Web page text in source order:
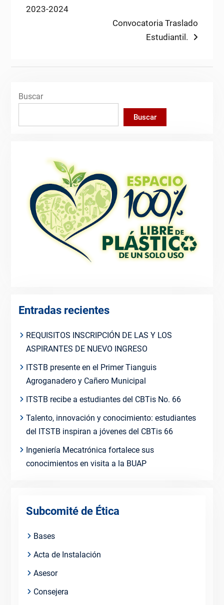
depost:
2023-2024
Next
Convocatoria Traslado
Estudiantil.
Buscar
Buscar
Entradas recientes
REQUISITOS INSCRIPCIÓN DE LAS Y LOS
ASPIRANTES DE NUEVO INGRESO
ITSTB presente en el Primer Tianguis
Agroganadero y Cañero Municipal
ITSTB recibe a estudiantes del CBTis No. 66
Talento, innovación y conocimiento: estudiantes
del ITSTB inspiran a jóvenes del CBTis 66
Ingeniería Mecatrónica fortalece sus
conocimientos en visita a la BUAP
Subcomité de Ética
Bases
Acta de Instalación
Asesor
Consejera